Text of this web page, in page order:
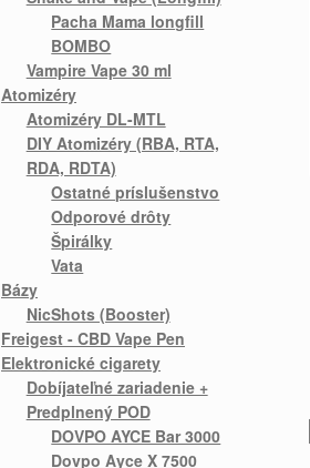
Pacha Mama longfill
BOMBO
Vampire Vape 30 ml
Atomizéry
Atomizéry DL-MTL
DIY Atomizéry (RBA, RTA,
RDA, RDTA)
Ostatné príslušenstvo
Odporové drôty
Špirálky
Vata
Bázy
NicShots (Booster)
Freigest - CBD Vape Pen
Elektronické cigarety
Dobíjateľné zariadenie +
Predplnený POD
DOVPO AYCE Bar 3000
Dovpo Ayce X 7500